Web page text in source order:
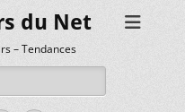
du Net
– Tendances